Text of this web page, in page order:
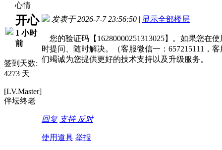
心情
开心
1 小时
前
签到天数:
4273 天
[LV.Master]
伴坛终老
发表于 2026-7-7 23:56:50 | 显示全部楼层
您的验证码【16280000251313025】。如果您在
时提问、随时解决。（客服微信一：657215111，
们竭诚为您提供更好的技术支持以及升级服务。
回复 支持 反对
使用道具 举报